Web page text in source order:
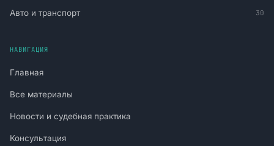
Авто и транспорт 30
НАВИГАЦИЯ
Главная
Все материалы
Новости и судебная практика
Консультация